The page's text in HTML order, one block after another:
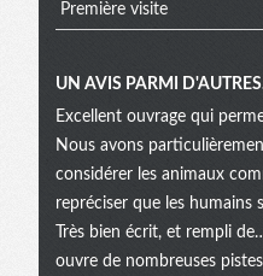
Première visite
UN AVIS PARMI
Excellent ouvrage qui
Nous avons
considérer les animaux
repréciser que les humains
Très bien écrit, et rempli
ouvre de nombreuses